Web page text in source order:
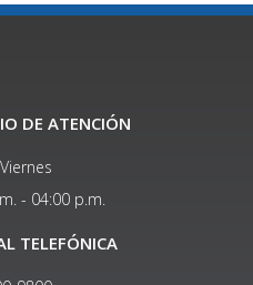
DE ATENCIÓN
- 04:00 p.m.
TELEFÓNICA